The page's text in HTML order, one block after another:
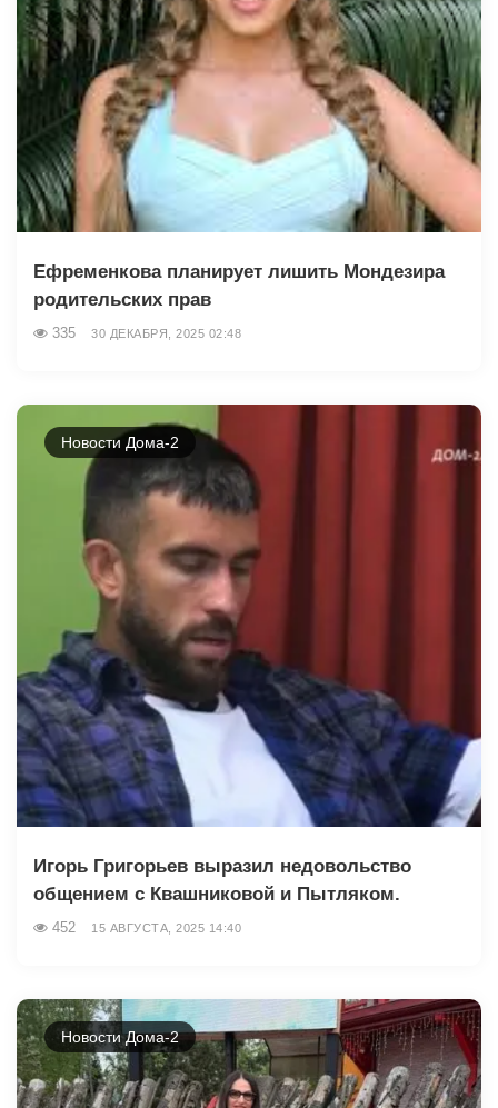
Ефременкова планирует лишить Мондезира
родительских прав
335 30 ДЕКАБРЯ, 2025 02:48
Новости Дома-2
Игорь Григорьев выразил недовольство
общением с Квашниковой и Пытляком.
452 15 АВГУСТА, 2025 14:40
Новости Дома-2